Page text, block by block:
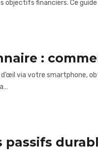
financiers. Ce
:
via votre smartphone,
passifs